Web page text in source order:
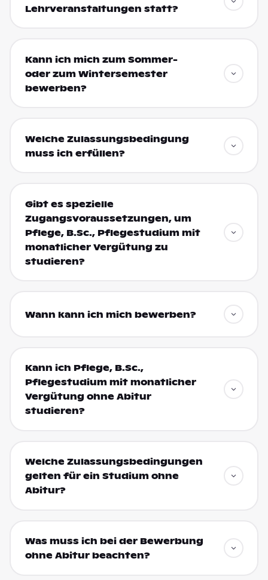
Lehrveranstaltungen statt?
Kann ich mich zum Sommer-
oder zum Wintersemester
bewerben?
Welche Zulassungsbedingung
muss ich erfüllen?
Gibt es spezielle
Zugangsvoraussetzungen, um
Pflege, B.Sc., Pflegestudium mit
monatlicher Vergütung zu
studieren?
Wann kann ich mich bewerben?
Kann ich Pflege, B.Sc.,
Pflegestudium mit monatlicher
Vergütung ohne Abitur
studieren?
Welche Zulassungsbedingungen
gelten für ein Studium ohne
Abitur?
Was muss ich bei der Bewerbung
ohne Abitur beachten?